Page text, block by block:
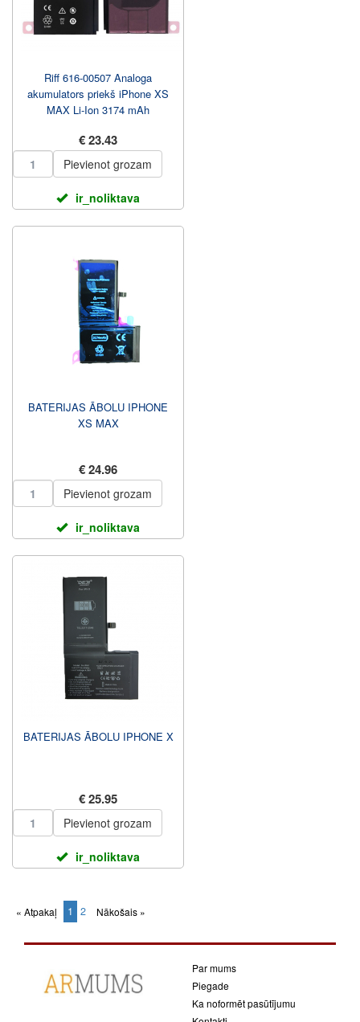
Riff 616-00507 Analoga
akumulators priekš iPhone XS
MAX Li-Ion 3174 mAh
€ 23.43
Pievienot grozam
ir_noliktava
BATERIJAS ĀBOLU IPHONE
XS MAX
€ 24.96
Pievienot grozam
ir_noliktava
BATERIJAS ĀBOLU IPHONE X
€ 25.95
Pievienot grozam
ir_noliktava
« Atpakaļ 1 (current)
2 Nākošais »
Par mums
Piegade
Ka noformēt pasūtījumu